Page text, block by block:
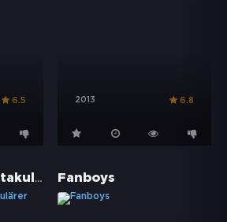
6.5 2013 6.8
Home - Ein smektakulärer Trip Fanboys